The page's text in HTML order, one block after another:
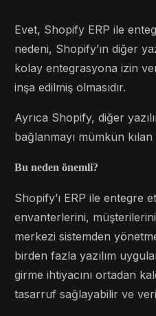
Evet, Shopify ERP ile
nedeni, Shopify’ın diğer
kolay entegrasyona izin
inşa edilmiş olmasıdır.
Ayrıca Shopify, diğer
bağlanmayı mümkün
Bu neden önemli?
Shopify’ı ERP ile entegre
envanterlerini,
merkezi sistemden
birden fazla yazılım
girme ihtiyacını ortadan
tasarruf sağlayabilir ve